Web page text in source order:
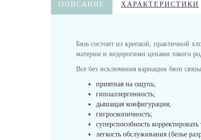
ОПИСАНИЕ ХАРАКТЕРИСТИКИ
Бязь состоит из крепкой, практичной
материи и недорогими ценами такого
Все без исключения вариации бязи
приятная на ощупь;
гипоаллергенность;
дышащая конфигурация;
гигроскопичность;
суперспособность
легкость обслуживания (белье